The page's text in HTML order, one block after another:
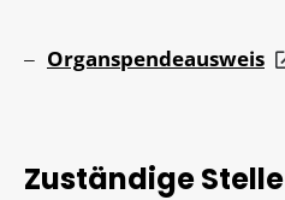
Organspendeausweis
Zuständige Stelle